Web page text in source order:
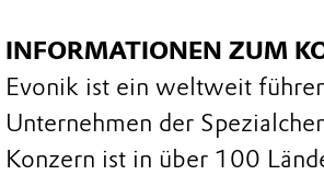
INFORMATIONEN ZUM
Evonik ist ein weltweit
Unternehmen der
Konzern ist in über 100